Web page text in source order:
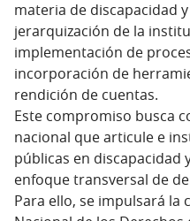
materia de discapacidad
jerarquización de la
implementación de
incorporación de
rendición de cuentas.
Este compromiso busca
nacional que articule e
públicas en discapacidad
enfoque transversal de
Para ello, se impulsará la